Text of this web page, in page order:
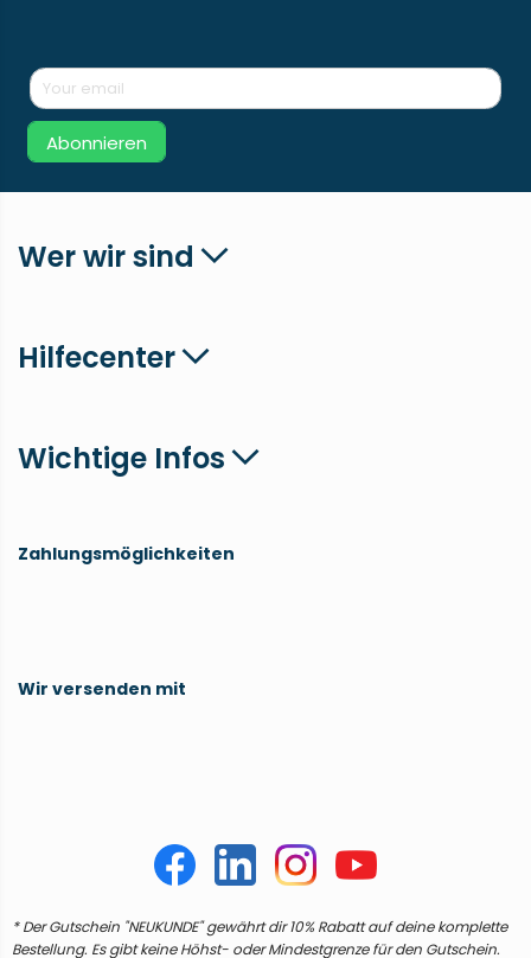
Abonnieren
Wer wir sind
Hilfecenter
Wichtige Infos
Zahlungsmöglichkeiten
Wir versenden mit
* Der Gutschein "NEUKUNDE" gewährt dir 10% Rabatt auf deine komplette
Bestellung. Es gibt keine Höhst- oder Mindestgrenze für den Gutschein.